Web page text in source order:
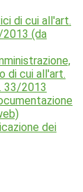
di cui all'art.
2013 (da
di cui all'art.
33/2013
dei